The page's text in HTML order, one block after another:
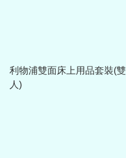
利物浦雙面床上用品套裝(雙
人)